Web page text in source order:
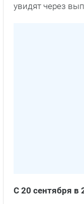
увидят через
С 20 сентября в